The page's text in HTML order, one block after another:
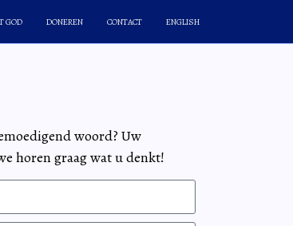
GOD DONEREN CONTACT ENGLISH
woord? Uw
horen graag wat u denkt!